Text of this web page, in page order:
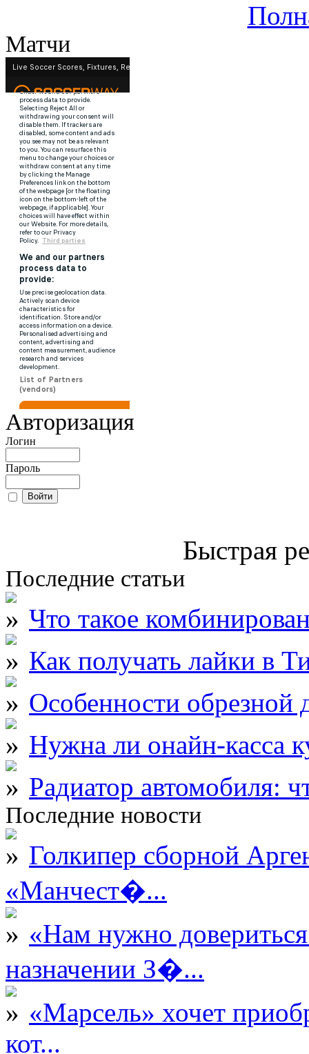
Матчи
Авторизация
Логин
Пароль
Быстрая
Последние статьи
Что такое
Как получать лайки в
Особенности обрезной
Нужна ли онайн-касса
Радиатор автомобиля:
Последние новости
Голкипер сборной
«Манчест�...
«Нам нужно
назначении З�...
«Марсель» хочет
кот...